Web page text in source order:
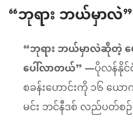
“ဘုရား ဘယ်မှာလဲ”
“ဘုရား ဘယ်မှာလဲဆိုတဲ့ မေ
ပေါ်လာတယ်” —ပိုလန်နိုင်
စခန်းဟောင်းကို ၁၆ ယေ
မင်း ဘင်နီဒစ် လည်ပတ်စဉ်